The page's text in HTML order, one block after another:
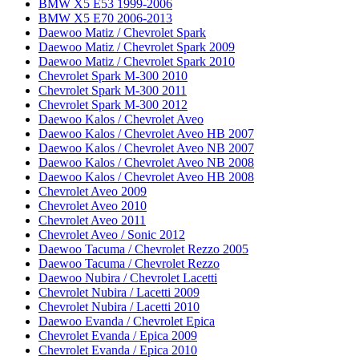
BMW X5 E53 1999-2006
BMW X5 E70 2006-2013
Daewoo Matiz / Chevrolet Spark
Daewoo Matiz / Chevrolet Spark 2009
Daewoo Matiz / Chevrolet Spark 2010
Chevrolet Spark M-300 2010
Chevrolet Spark M-300 2011
Chevrolet Spark M-300 2012
Daewoo Kalos / Chevrolet Aveo
Daewoo Kalos / Chevrolet Aveo HB 2007
Daewoo Kalos / Chevrolet Aveo NB 2007
Daewoo Kalos / Chevrolet Aveo NB 2008
Daewoo Kalos / Chevrolet Aveo HB 2008
Chevrolet Aveo 2009
Chevrolet Aveo 2010
Chevrolet Aveo 2011
Chevrolet Aveo / Sonic 2012
Daewoo Tacuma / Chevrolet Rezzo 2005
Daewoo Tacuma / Chevrolet Rezzo
Daewoo Nubira / Chevrolet Lacetti
Chevrolet Nubira / Lacetti 2009
Chevrolet Nubira / Lacetti 2010
Daewoo Evanda / Chevrolet Epica
Chevrolet Evanda / Epica 2009
Chevrolet Evanda / Epica 2010